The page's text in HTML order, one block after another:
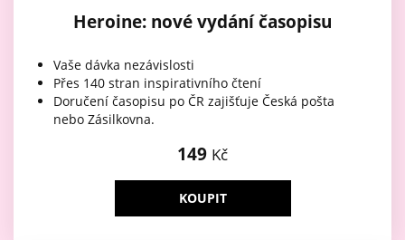
Heroine: nové vydání časopisu
Vaše dávka nezávislosti
Přes 140 stran inspirativního čtení
Doručení časopisu po ČR zajišťuje Česká pošta
nebo Zásilkovna.
149 Kč
KOUPIT